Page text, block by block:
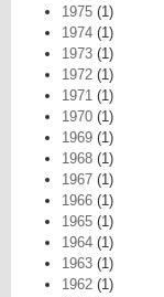
1975 (1)
1974 (1)
1973 (1)
1972 (1)
1971 (1)
1970 (1)
1969 (1)
1968 (1)
1967 (1)
1966 (1)
1965 (1)
1964 (1)
1963 (1)
1962 (1)